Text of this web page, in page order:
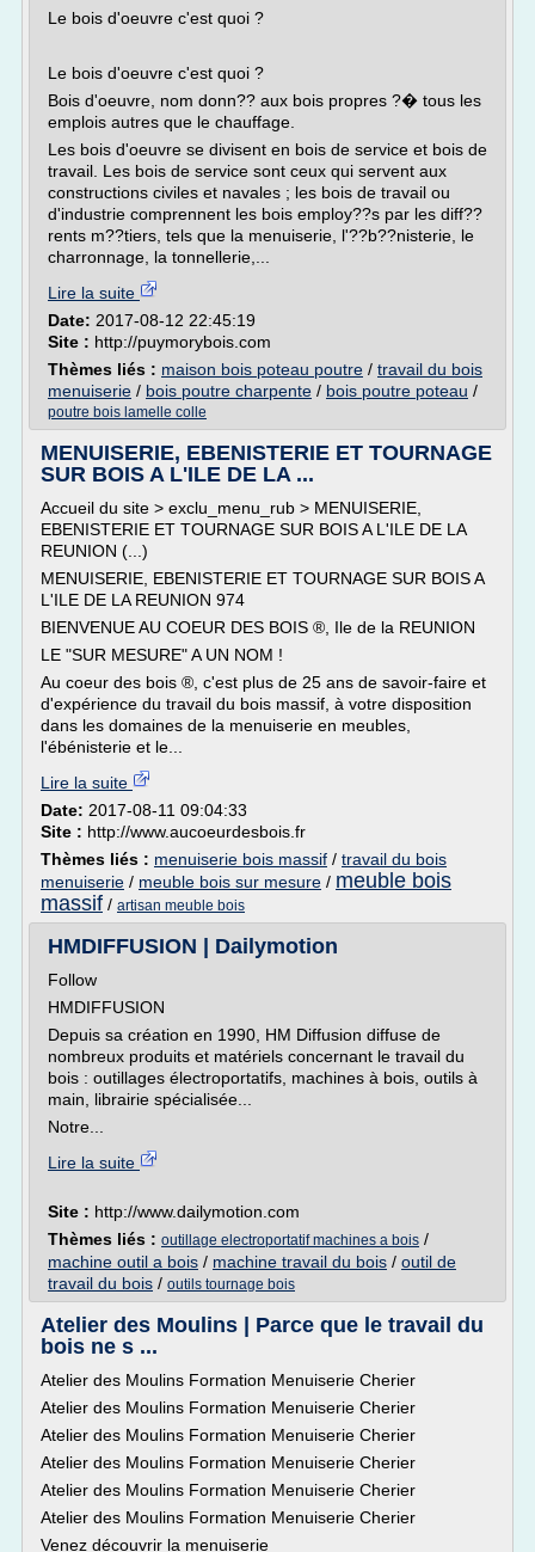
Le bois d'oeuvre c'est quoi ?
Le bois d'oeuvre c'est quoi ?
Bois d'oeuvre, nom donn?? aux bois propres ?� tous les
emplois autres que le chauffage.
Les bois d'oeuvre se divisent en bois de service et bois de
travail. Les bois de service sont ceux qui servent aux
constructions civiles et navales ; les bois de travail ou
d'industrie comprennent les bois employ??s par les diff??
rents m??tiers, tels que la menuiserie, l'??b??nisterie, le
charronnage, la tonnellerie,...
Lire la suite
Date: 2017-08-12 22:45:19
Site : http://puymorybois.com
Thèmes liés : maison bois poteau poutre / travail du bois
menuiserie / bois poutre charpente / bois poutre poteau /
poutre bois lamelle colle
MENUISERIE, EBENISTERIE ET TOURNAGE
SUR BOIS A L'ILE DE LA ...
Accueil du site > exclu_menu_rub > MENUISERIE,
EBENISTERIE ET TOURNAGE SUR BOIS A L'ILE DE LA
REUNION (...)
MENUISERIE, EBENISTERIE ET TOURNAGE SUR BOIS A
L'ILE DE LA REUNION 974
BIENVENUE AU COEUR DES BOIS ®, Ile de la REUNION
LE "SUR MESURE" A UN NOM !
Au coeur des bois ®, c'est plus de 25 ans de savoir-faire et
d'expérience du travail du bois massif, à votre disposition
dans les domaines de la menuiserie en meubles,
l'ébénisterie et le...
Lire la suite
Date: 2017-08-11 09:04:33
Site : http://www.aucoeurdesbois.fr
Thèmes liés : menuiserie bois massif / travail du bois
menuiserie / meuble bois sur mesure / meuble bois
massif / artisan meuble bois
HMDIFFUSION | Dailymotion
Follow
HMDIFFUSION
Depuis sa création en 1990, HM Diffusion diffuse de
nombreux produits et matériels concernant le travail du
bois : outillages électroportatifs, machines à bois, outils à
main, librairie spécialisée...
Notre...
Lire la suite
Site : http://www.dailymotion.com
Thèmes liés : outillage electroportatif machines a bois /
machine outil a bois / machine travail du bois / outil de
travail du bois / outils tournage bois
Atelier des Moulins | Parce que le travail du
bois ne s ...
Atelier des Moulins Formation Menuiserie Cherier
Atelier des Moulins Formation Menuiserie Cherier
Atelier des Moulins Formation Menuiserie Cherier
Atelier des Moulins Formation Menuiserie Cherier
Atelier des Moulins Formation Menuiserie Cherier
Atelier des Moulins Formation Menuiserie Cherier
Venez découvrir la menuiserie